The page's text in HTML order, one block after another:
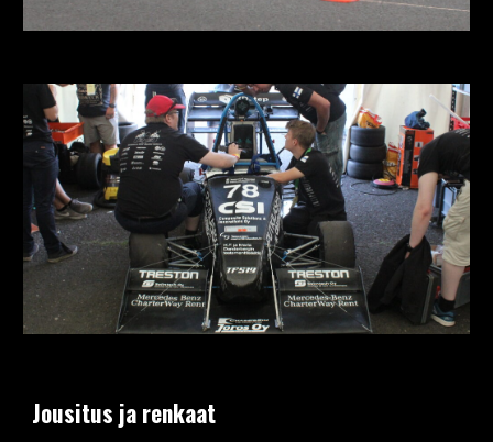
Jousitus ja renkaat